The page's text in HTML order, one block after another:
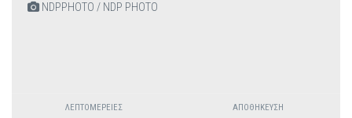
NDPPHOTO / NDP PHOTO
ΛΕΠΤΟΜΈΡΕΙΕΣ ΑΠΟΘΉΚΕΥΣΗ